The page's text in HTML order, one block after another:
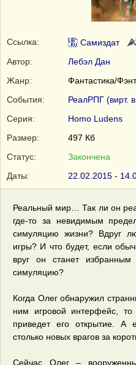
Ссылка: Самиздат
Автор:
Лебэл Дан
Жанр:
Фантастика/
События:
РеалРПГ (вирт.
Серия:
Homo Ludens
Размер:
497 Кб
Статус:
Закончена
Даты:
22.02.2015 -
Реальный мир… Так ли он
где-то за невидимым
симуляцию жизни? Вдруг
игры? И что будет, если
вруг он станет
симуляцию?
Когда Олег обнаружил
ним игровой интерфейс,
приведет его открытие.
столько новых врагов за
Сейчас Олег –